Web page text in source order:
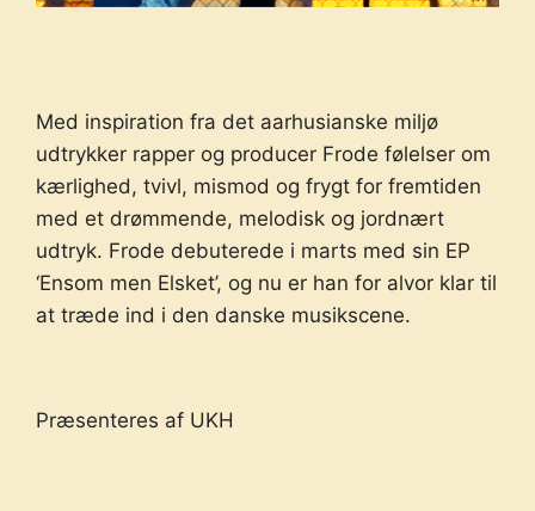
Med inspiration fra det aarhusianske miljø
udtrykker rapper og producer Frode følelser om
kærlighed, tvivl, mismod og frygt for fremtiden
med et drømmende, melodisk og jordnært
udtryk. Frode debuterede i marts med sin EP
‘Ensom men Elsket’, og nu er han for alvor klar til
at træde ind i den danske musikscene.
Præsenteres af UKH